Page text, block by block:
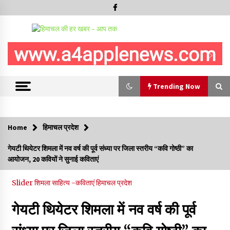
Trending Now
IGMC शिमला को मिलेगी स्पैक्ट, सेल सेपरेटर और 256-स्लाइस सीटी
स्कैन मशीन, स्वास्थ्य उपकरणों और आधारभूत अधोसंरचना के लिए जारी किए
83.85 करोड़- CM
09/08/2026
लिए देगी 70 % सब्सिडी
09/08/2026
Home हिमाचल प्रदेश
गेयटी थियेटर शिमला में नव वर्ष की पूर्व संध्या पर जिला स्तरीय “कवि गोष्ठी” का
आयोजन, 20 कवियों ने सुनाई कविताएं
Sliderशिमलासाहित्य -कविताएंहिमाचल प्रदेश
गेयटी थियेटर शिमला में नव वर्ष की पूर्व